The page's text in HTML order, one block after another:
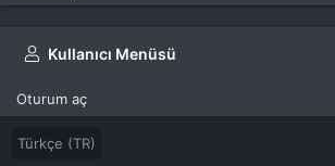
Kullanıcı Menüsü
Oturum aç
Türkçe (TR)